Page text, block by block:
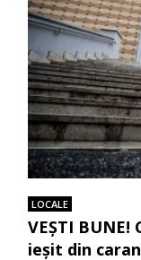
LOCALE
VEȘTI BUNE!
ieșit din